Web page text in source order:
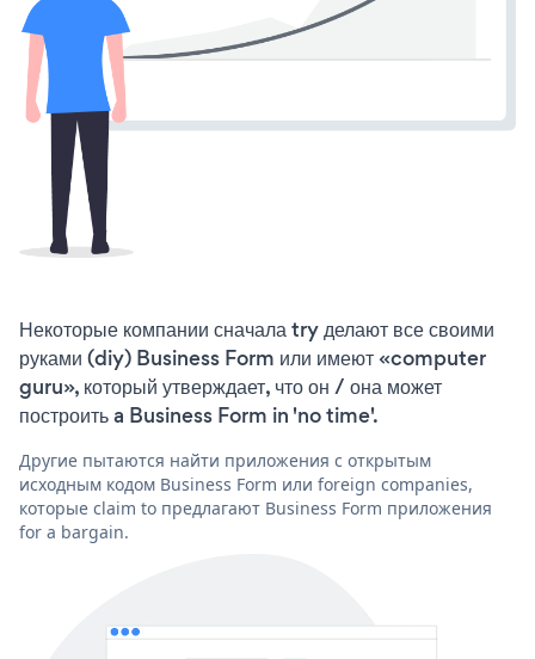
Некоторые компании сначала try делают все своими
руками (diy) Business Form или имеют «computer
guru», который утверждает, что он / она может
построить a Business Form in 'no time'.
Другие пытаются найти приложения с открытым
исходным кодом Business Form или foreign companies,
которые claim to предлагают Business Form приложения
for a bargain.